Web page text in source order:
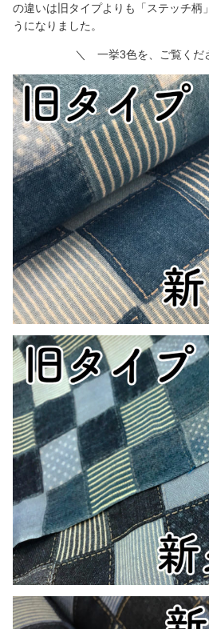
の違いは旧タイプよりも「ステッチ柄
うになりました。
＼ 一挙3色を、ご覧く